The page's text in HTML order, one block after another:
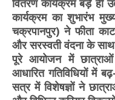
कार्यक्रम का शुभारंभ
चक्रपानपुर) ने फीता
और सरस्वती वंदना के
पूरे आयोजन में
आधारित गतिविधियों में
सत्र में विशेषज्ञों ने